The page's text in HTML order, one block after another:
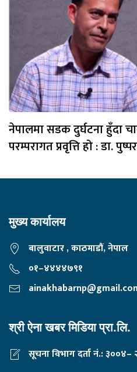
नेपालमा सडक दुर्घटना हुँदा
परम्परागत प्रवृत्ति हो : डा.
मुख्य कार्यालय
बालुवाटार , काठमाडौं, नेपाल
०१–४४४४७९१
श्री ऐना खबर मिडिया प्रा.लि.
सूचना विभाग दर्ता नं.: